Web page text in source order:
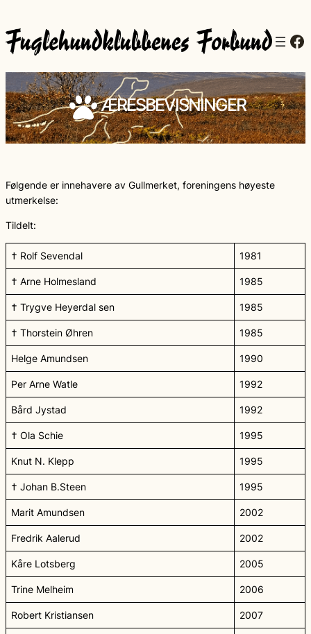
ÆRESBEVISNINGER
Følgende er innehavere av Gullmerket, foreningens høyeste
utmerkelse:
Tildelt:
† Rolf Sevendal 1981
† Arne Holmesland 1985
† Trygve Heyerdal sen 1985
† Thorstein Øhren 1985
Helge Amundsen 1990
Per Arne Watle 1992
Bård Jystad 1992
† Ola Schie 1995
Knut N. Klepp 1995
† Johan B.Steen 1995
Marit Amundsen 2002
Fredrik Aalerud 2002
Kåre Lotsberg 2005
Trine Melheim 2006
Robert Kristiansen 2007